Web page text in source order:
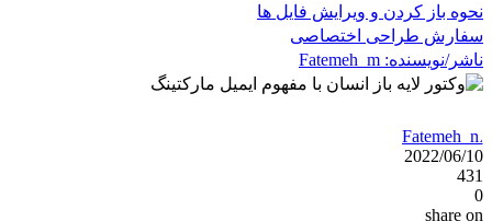
نحوه باز کردن و ویرایش فایل ها
سفارش طراحی اختصاصی
ناشر/نویسنده: Fatemeh_m
Fatemeh_m
2022/06/10
431
0
share on